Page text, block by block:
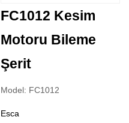
FC1012 Kesim
Motoru Bileme
Şerit
Model: FC1012
Esca